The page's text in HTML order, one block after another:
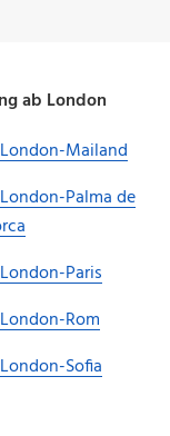
ab London
Mailand
Palma de
Paris
Rom
Sofia